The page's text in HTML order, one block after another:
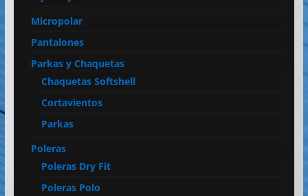
Micropolar
Pantalones
Parkas y Chaquetas
Chaquetas Softshell
Cortavientos
Parkas
Poleras
Poleras Dry Fit
Poleras Polo